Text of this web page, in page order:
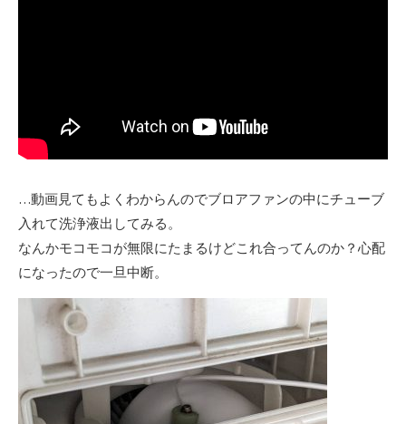
…動画見てもよくわからんのでブロアファンの中にチューブ
入れて洗浄液出してみる。
なんかモコモコが無限にたまるけどこれ合ってんのか？心配
になったので一旦中断。